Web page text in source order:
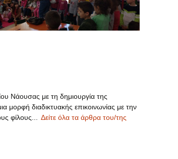
Νάουσας με τη δημιουργία της
μορφή διαδικτυακής επικοινωνίας με την
φίλους... Δείτε όλα τα άρθρα του/της